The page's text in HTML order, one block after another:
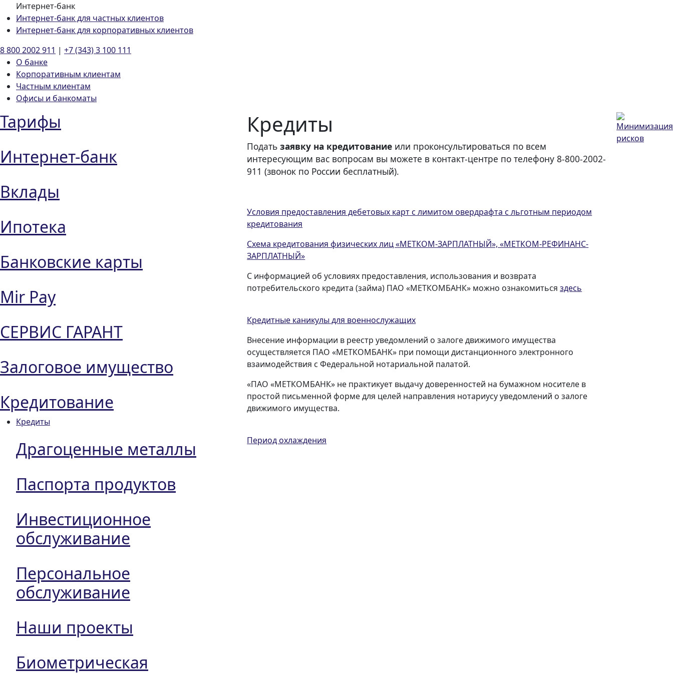
Интернет-банк
Интернет-банк для частных клиентов
Интернет-банк для корпоративных клиентов
8 800 2002 911 | +7 (343) 3 100 111
О банке
Корпоративным клиентам
Частным клиентам
Офисы и банкоматы
Тарифы
Интернет-банк
Вклады
Ипотека
Банковские карты
Mir Pay
СЕРВИС ГАРАНТ
Залоговое имущество
Кредитование
Кредиты
Драгоценные металлы
Паспорта продуктов
Инвестиционное
обслуживание
Персональное
обслуживание
Наши проекты
Биометрическая
Кредиты
Подать заявку на кредитование или проконсультироваться по всем
интересующим вас вопросам вы можете в контакт-центре по телефону 8-800-2002-
911 (звонок по России бесплатный).
Условия предоставления дебетовых карт с лимитом овердрафта с льготным периодом
кредитования
Схема кредитования физических лиц «МЕТКОМ-ЗАРПЛАТНЫЙ», «МЕТКОМ-РЕФИНАНС-
ЗАРПЛАТНЫЙ»
С информацией об условиях предоставления, использования и возврата
потребительского кредита (займа) ПАО «МЕТКОМБАНК» можно ознакомитьсяздесь
Кредитные каникулы для военнослужащих
Внесение информации в реестр уведомлений о залоге движимого имущества
осуществляется ПАО «МЕТКОМБАНК» при помощи дистанционного электронного
взаимодействия с Федеральной нотариальной палатой.
«ПАО «МЕТКОМБАНК» не практикует выдачу доверенностей на бумажном носителе в
простой письменной форме для целей направления нотариусу уведомлений о залоге
движимого имущества.
Период охлаждения